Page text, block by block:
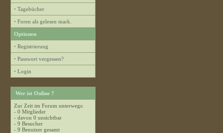
· Tagebücher
· Foren als gelesen mark.
Optionen
· Registrierung
· Passwort vergessen?
· Login
Wer ist Online ?
Zur Zeit im Forum unterwegs:
- 0 Mitglieder
- davon 0 unsichtbar
- 9 Besucher
- 9 Benutzer gesamt